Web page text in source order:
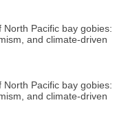
Pacific bay gobies:
and climate-driven
Pacific bay gobies:
and climate-driven